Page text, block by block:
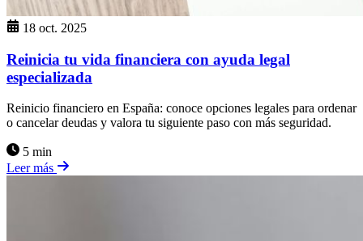
18 oct. 2025
Reinicia tu vida financiera con ayuda legal
especializada
Reinicio financiero en España: conoce opciones legales para ordenar
o cancelar deudas y valora tu siguiente paso con más seguridad.
5 min
Leer más